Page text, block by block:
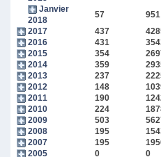
Janvier
2018
57 951
2017
437
2016
431
2015
354
2014
359
2013
237
2012
148
2011
190
2010
224
2009
503
2008
195
2007
195
2005
0 0